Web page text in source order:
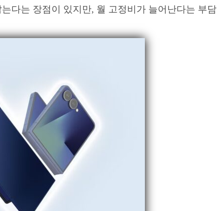
다는 장점이 있지만, 월 고정비가 늘어난다는 부담